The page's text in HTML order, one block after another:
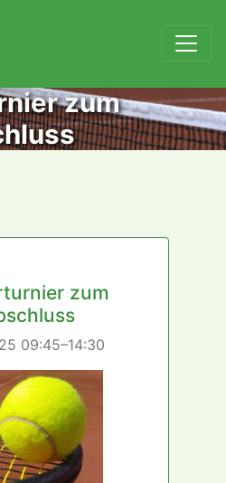
zum
zum
09:45–14:30